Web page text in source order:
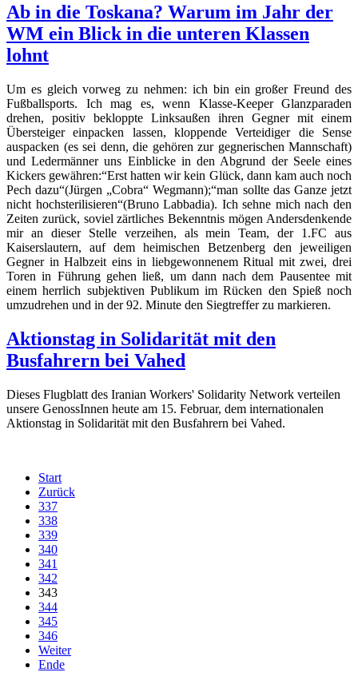
Ab in die Toskana? Warum im Jahr der
WM ein Blick in die unteren Klassen
lohnt
Um es gleich vorweg zu nehmen: ich bin ein großer Freund des
Fußballsports. Ich mag es, wenn Klasse-Keeper Glanzparaden
drehen, positiv bekloppte Linksaußen ihren Gegner mit einem
Übersteiger einpacken lassen, kloppende Verteidiger die Sense
auspacken (es sei denn, die gehören zur gegnerischen Mannschaft)
und Ledermänner uns Einblicke in den Abgrund der Seele eines
Kickers gewähren:“Erst hatten wir kein Glück, dann kam auch noch
Pech dazu“(Jürgen „Cobra“ Wegmann);“man sollte das Ganze jetzt
nicht hochsterilisieren“(Bruno Labbadia). Ich sehne mich nach den
Zeiten zurück, soviel zärtliches Bekenntnis mögen Andersdenkende
mir an dieser Stelle verzeihen, als mein Team, der 1.FC aus
Kaiserslautern, auf dem heimischen Betzenberg den jeweiligen
Gegner in Halbzeit eins in liebgewonnenem Ritual mit zwei, drei
Toren in Führung gehen ließ, um dann nach dem Pausentee mit
einem herrlich subjektiven Publikum im Rücken den Spieß noch
umzudrehen und in der 92. Minute den Siegtreffer zu markieren.
Aktionstag in Solidarität mit den
Busfahrern bei Vahed
Dieses Flugblatt des Iranian Workers' Solidarity Network verteilen
unsere GenossInnen heute am 15. Februar, dem internationalen
Aktionstag in Solidarität mit den Busfahrern bei Vahed.
Start
Zurück
337
338
339
340
341
342
343
344
345
346
Weiter
Ende